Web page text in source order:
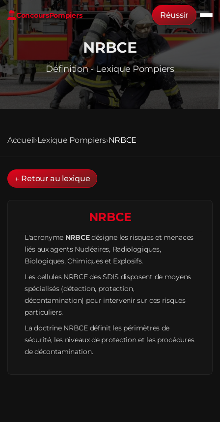
ConcoursPompiers Réussir
NRBCE
Définition - Lexique Pompiers
Accueil›Lexique Pompiers›NRBCE
← Retour au lexique
NRBCE
L'acronyme NRBCEdésigne les risques et menaces
liés aux agents Nucléaires, Radiologiques,
Biologiques, Chimiques et Explosifs.
Les cellules NRBCE des SDIS disposent de moyens
spécialisés (détection, protection,
décontamination) pour intervenir sur ces risques
particuliers.
La doctrine NRBCE définit les périmètres de
sécurité, les niveaux de protection et les procédures
de décontamination.